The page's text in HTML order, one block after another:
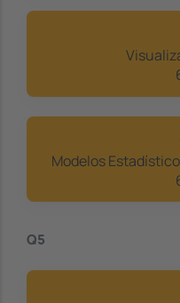
Modelos
Q5